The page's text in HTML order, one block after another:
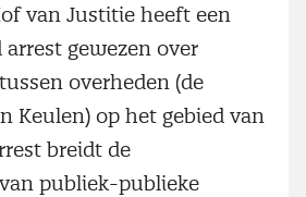
van Justitie heeft een
gewezen over
overheden (de
Keulen) op het gebied van
breidt de
publiek-publieke